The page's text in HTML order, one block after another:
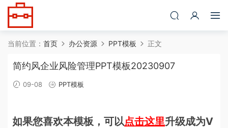
当前位置： 首页 办公资源 PPT模板 正文
简约风企业风险管理PPT模板20230907
09-08 PPT模板
如果您喜欢本模板，可以点击这里升级成为V